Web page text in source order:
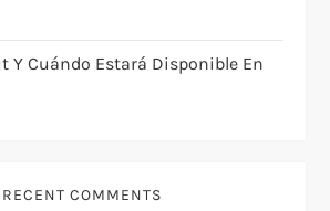
Y Cuándo Estará Disponible En
RECENT COMMENTS